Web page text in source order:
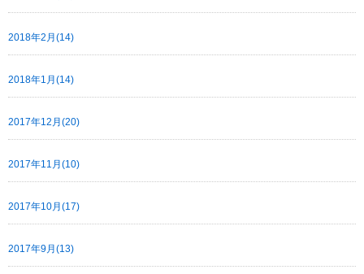
2018年2月(14)
2018年1月(14)
2017年12月(20)
2017年11月(10)
2017年10月(17)
2017年9月(13)